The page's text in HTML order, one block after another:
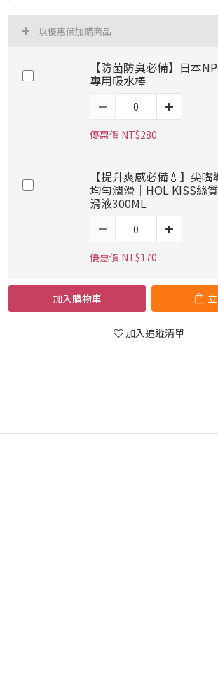
以優惠價加購商品
【防菌防臭必備】日本
專用吸水棒
優惠價 NT$280
【提升爽感必備💧】尖嘴
均勻潤滑｜HOL KISS絲
滑液300ML
優惠價 NT$170
加入購物車
加入追蹤清單